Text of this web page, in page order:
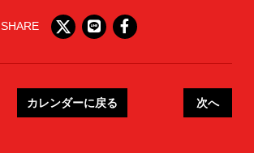
SHARE
カレンダーに戻る 次へ